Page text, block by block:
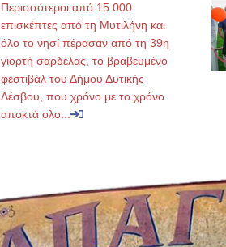
Περισσότεροι από 15.000
επισκέπτες από τη Μυτιλήνη και
όλο το νησί πέρασαν από τη 39η
γιορτή σαρδέλας, το βραβευμένο
φεστιβάλ του Δήμου Δυτικής
Λέσβου, που χρόνο με το χρόνο
αποκτά ολο...